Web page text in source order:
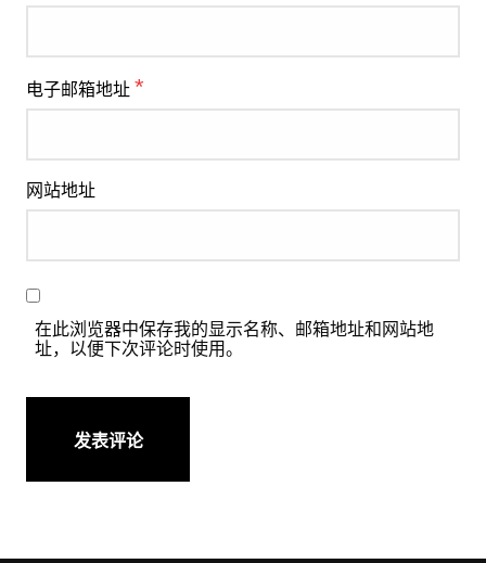
电子邮箱地址 *
网站地址
在此浏览器中保存我的显示名称、邮箱地址和网站地
址，以便下次评论时使用。